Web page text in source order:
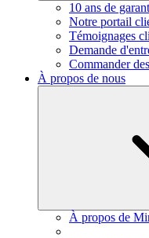
10 ans de
Notre portail
Témoignages
Demande
Commander
À propos de nous
À propos de